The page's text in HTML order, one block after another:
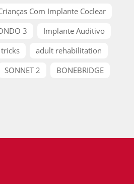
Com Implante Coclear
3
Implante Auditivo
adult rehabilitation
SONNET 2
BONEBRIDGE